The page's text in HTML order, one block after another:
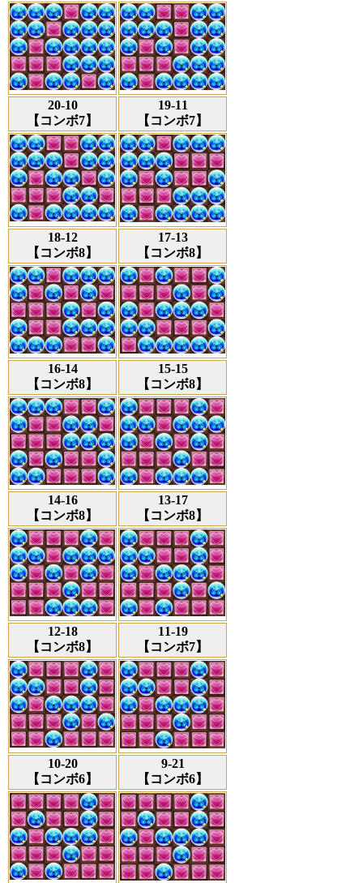
20-10
【コンボ7】
19-11
【コンボ7】
18-12
【コンボ8】
17-13
【コンボ8】
16-14
【コンボ8】
15-15
【コンボ8】
14-16
【コンボ8】
13-17
【コンボ8】
12-18
【コンボ8】
11-19
【コンボ7】
10-20
【コンボ6】
9-21
【コンボ6】